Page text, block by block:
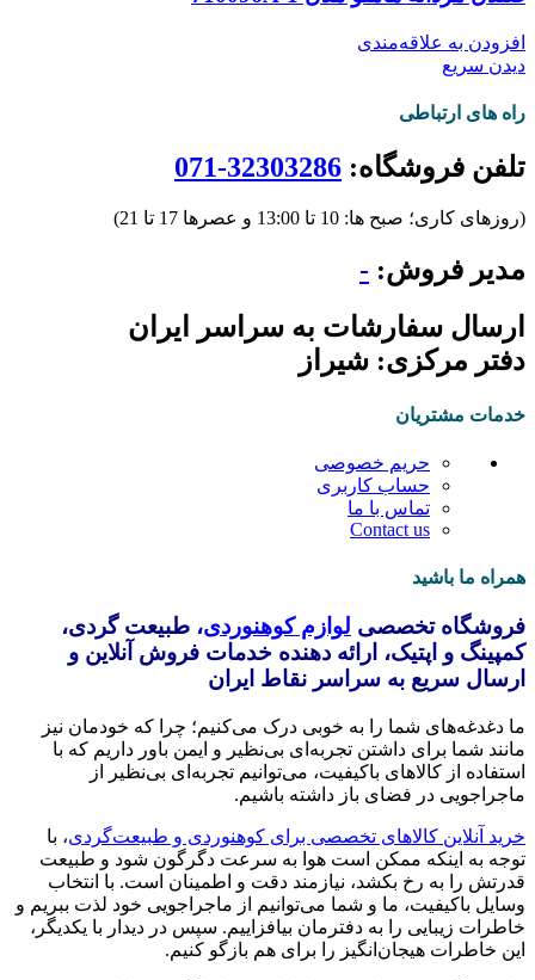
افزودن به علاقه‌مندی
دیدن سریع
راه های ارتباطی
تلفن فروشگاه: 32303286-071
(روزهای کاری؛ صبح ها: 10 تا 13:00 و عصرها 17 تا 21)
مدیر فروش: -
ارسال سفارشات به سراسر ایران
دفتر مرکزی: شیراز
خدمات مشتریان
حریم خصوصی
حساب کاربری
تماس با ما
Contact us
همراه ما باشید
فروشگاه تخصصی لوازم کوهنوردی، طبیعت گردی،
کمپینگ و اپتیک، ارائه دهنده خدمات فروش آنلاین و
ارسال سریع به سراسر نقاط ایران
ما دغدغه‌های شما را به خوبی درک می‌کنیم؛ چرا که خودمان نیز
مانند شما برای داشتن تجربه‌ای بی‌نظیر و ایمن باور داریم که با
استفاده از کالاهای باکیفیت، می‌توانیم تجربه‌ای بی‌نظیر از
ماجراجویی در فضای باز داشته باشیم.
خرید آنلاین کالاهای تخصصی برای کوهنوردی و طبیعت‌گردی، با
توجه به اینکه ممکن است هوا به سرعت دگرگون شود و طبیعت
قدرتش را به رخ بکشد، نیازمند دقت و اطمینان است. با انتخاب
وسایل باکیفیت، ما و شما می‌توانیم از ماجراجویی خود لذت ببریم و
خاطرات زیبایی را به دفترمان بیافزاییم. سپس در دیدار با یکدیگر،
این خاطرات هیجان‌انگیز را برای هم بازگو کنیم.